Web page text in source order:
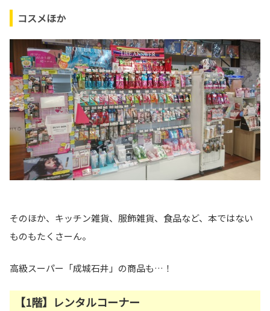
コスメほか
そのほか、キッチン雑貨、服飾雑貨、食品など、本ではない
ものもたくさーん。
高級スーパー「成城石井」の商品も…！
【1階】レンタルコーナー